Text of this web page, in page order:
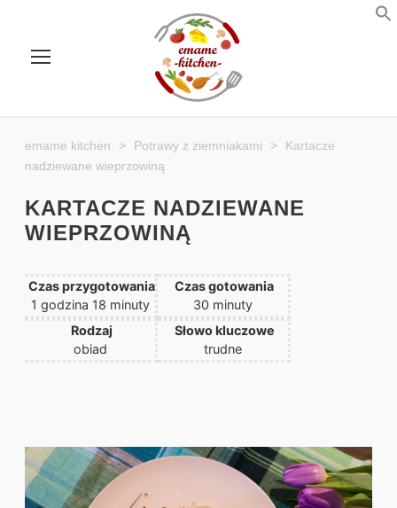
emame kitchen > Potrawy z ziemniakami >
Kartacze
nadziewane wieprzowiną
KARTACZE NADZIEWANE
WIEPRZOWINĄ
Czas przygotowania
1 ggodzina 18m
n
minuty
Czas gotowania
30 m
minuty
Rodzaj
obiad
Słowo kluczowe
trudne